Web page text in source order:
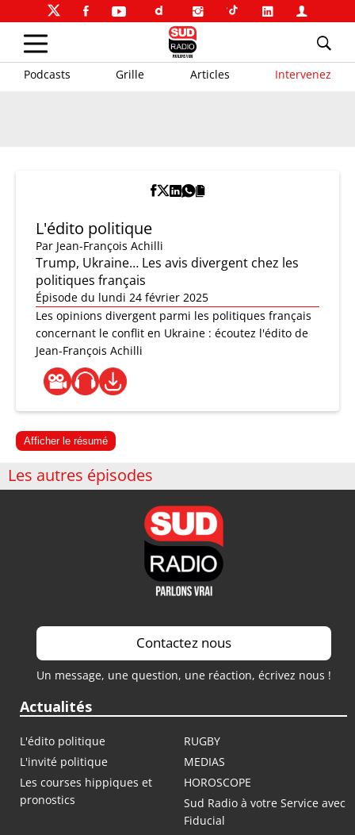
Podcasts Grille Articles Intervenez
L'édito politique
Par Jean-François Achilli
Trump, Ukraine… Les avis divergent chez les
politiques français
Épisode du lundi 24 février 2025
Les opinions divergent parmi les politiques français
concernant le conflit en Ukraine : écoutez l'édito de
Jean-François Achilli
Afficher le résumé
Les autres épisodes
Contactez nous
Un message, une question, une réaction, écrivez nous !
Actualités
L'édito politique
RUGBY
L'invité politique
MEDIAS
Les courses hippiques et
pronostics
HOROSCOPE
Sud Radio à votre Service avec
Fiducial